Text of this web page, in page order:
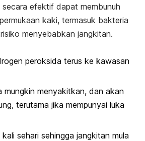
efektif dapat membunuh
kaki, termasuk bakteria
menyebabkan jangkitan.
peroksida terus ke kawasan
mungkin menyakitkan, dan akan
terutama jika mempunyai luka
sehari sehingga jangkitan mula